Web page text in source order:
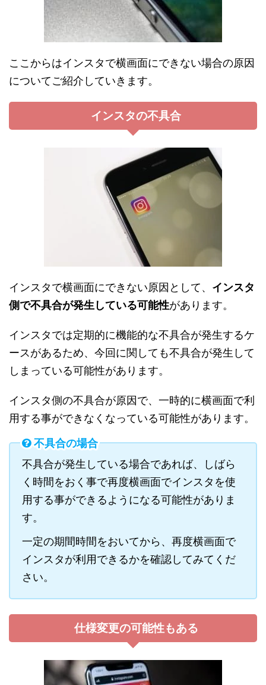
ここからはインスタで横画面にできない場合の原因
についてご紹介していきます。
インスタの不具合
インスタで横画面にできない原因として、 インスタ
側で不具合が発生している可能性があります。
インスタでは定期的に機能的な不具合が発生するケ
ースがあるため、今回に関しても不具合が発生して
しまっている可能性があります。
インスタ側の不具合が原因で、一時的に横画面で利
用する事ができなくなっている可能性があります。
不具合の場合
不具合が発生している場合であれば、しばら
く時間をおく事で再度横画面でインスタを使
用する事ができるようになる可能性がありま
す。
一定の期間時間をおいてから、再度横画面で
インスタが利用できるかを確認してみてくだ
さい。
仕様変更の可能性もある